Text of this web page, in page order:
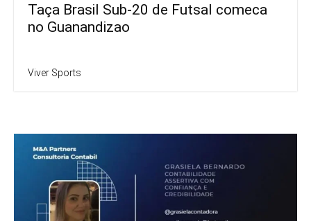
Taça Brasil Sub-20 de Futsal comeca
no Guanandizao
Viver Sports